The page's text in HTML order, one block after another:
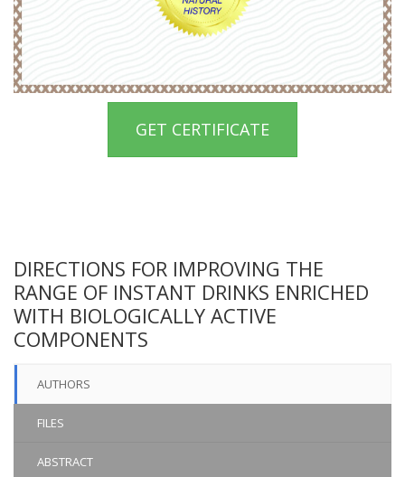
GET CERTIFICATE
DIRECTIONS FOR IMPROVING THE
RANGE OF INSTANT DRINKS ENRICHED
WITH BIOLOGICALLY ACTIVE
COMPONENTS
AUTHORS
FILES
ABSTRACT